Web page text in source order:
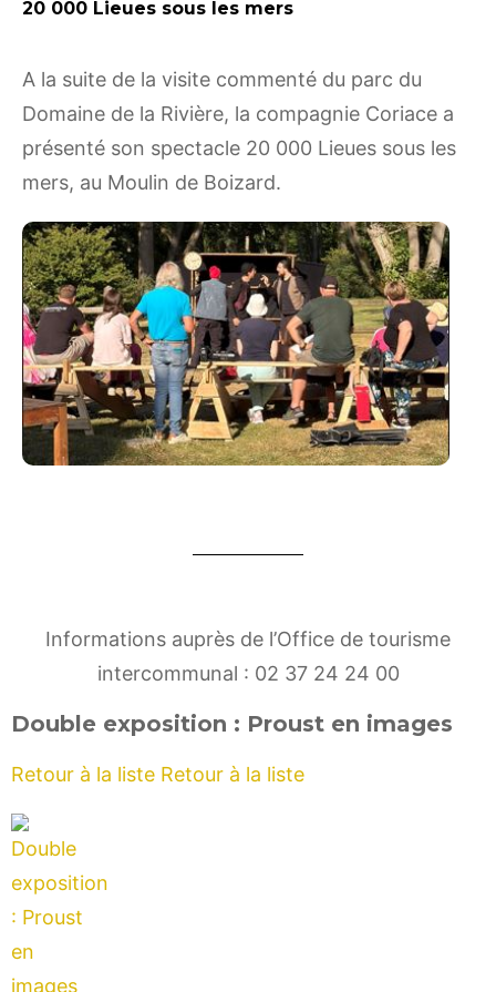
20 000 Lieues sous les mers
A la suite de la visite commenté du parc du
Domaine de la Rivière, la compagnie Coriace a
présenté son spectacle 20 000 Lieues sous les
mers, au Moulin de Boizard.
Informations auprès de l’Office de tourisme
intercommunal : 02 37 24 24 00
Double exposition : Proust en images
Retour à la liste Retour à la liste